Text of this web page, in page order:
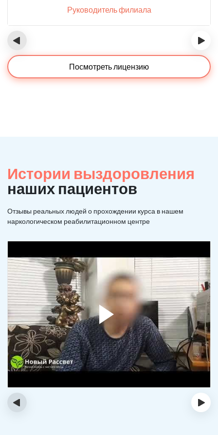
Руководитель филиала
‹ ›
Посмотреть лицензию
Истории выздоровления
наших пациентов
Отзывы реальных людей о прохождении курса в нашем
наркологическом реабилитационном центре
‹ ›